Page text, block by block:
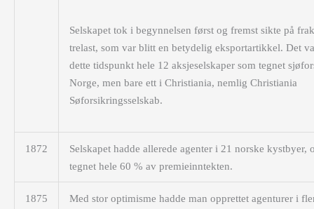
Selskapet tok i begynnelsen først og fremst sikte på
trelast, som var blitt en betydelig eksportartikkel. Det
dette tidspunkt hele 12 aksjeselskaper som tegnet
Norge, men bare ett i Christiania, nemlig Christiania
Søforsikringsselskab.
1872
Selskapet hadde allerede agenter i 21 norske kystbyer,
tegnet hele 60 % av premie­inntekten.
1875
Med stor optimisme hadde man opprettet agenturer i